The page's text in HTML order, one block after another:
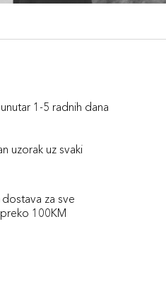
1-5 radnih dana
uzorak uz svaki
za sve
100KM